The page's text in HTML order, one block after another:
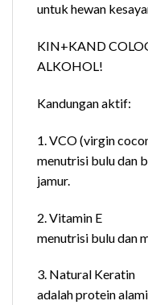
untuk hewan
KIN+KAND
ALKOHOL!
Kandungan aktif:
1. VCO (virgin
menutrisi bulu dan
jamur.
2. Vitamin E
menutrisi bulu dan
3. Natural Keratin
adalah protein